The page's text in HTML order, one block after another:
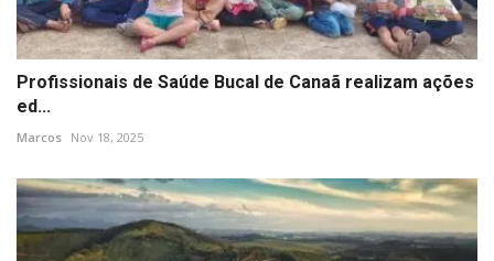
Profissionais de Saúde Bucal de Canaã realizam ações
ed...
Marcos Nov 18, 2025